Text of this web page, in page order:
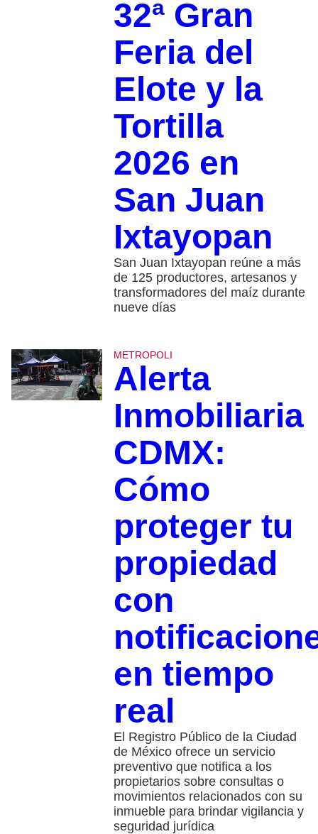
32ª Gran
Feria del
Elote y la
Tortilla
2026 en
San Juan
Ixtayopan
San Juan Ixtayopan reúne a más
de 125 productores, artesanos y
transformadores del maíz durante
nueve días
METROPOLI
Alerta
Inmobiliaria
CDMX:
Cómo
proteger tu
propiedad
con
en tiempo
real
El Registro Público de la Ciudad
de México ofrece un servicio
preventivo que notifica a los
propietarios sobre consultas o
movimientos relacionados con su
inmueble para brindar vigilancia y
seguridad jurídica